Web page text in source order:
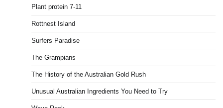
Plant protein 7-11
Rottnest Island
Surfers Paradise
The Grampians
The History of the Australian Gold Rush
Unusual Australian Ingredients You Need to Try